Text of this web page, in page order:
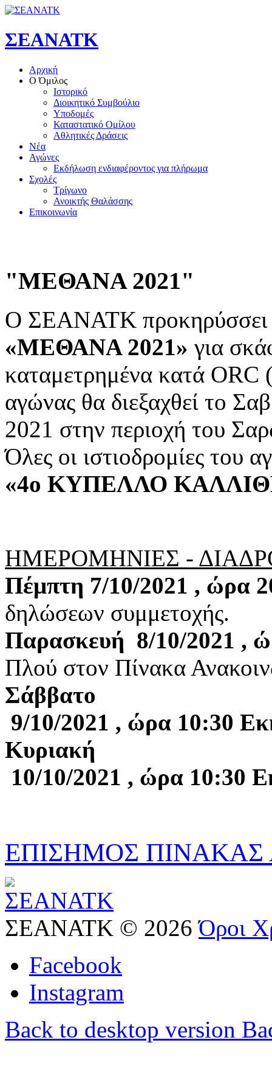
ΣΕΑΝΑΤΚ
Αρχική
Ο Όμιλος
Ιστορικό
Διοικητικό Συμβούλιο
Υποδομές
Καταστατικό Ομίλου
Αθλητικές Δράσεις
Νέα
Αγώνες
Εκδήλωση ενδιαφέροντος για πλήρωμα
Σχολές
Τρίγωνο
Ανοικτής Θαλάσσης
Επικοινωνία
"ΜΕΘΑΝΑ 2021"
O ΣΕΑΝΑΤΚ προκηρύσσει
«ΜΕΘΑΝΑ 2021» για
καταμετρημένα κατά
αγώνας θα διεξαχθεί το
2021 στην περιοχή του
Όλες οι ιστιοδρομίες του
«4ο ΚΥΠΕΛΛΟ
ΗΜΕΡΟΜΗΝΙΕΣ -
Πέμπτη 7/10/2021 , ώρα
δηλώσεων συμμετοχής.
Παρασκευή 8/10/2021 ,
Πλού στον Πίνακα
Σάββατο
9/10/2021 , ώρα 10:30
Κυριακή
10/10/2021 , ώρα 10:30
ΕΠΙΣΗΜΟΣ
ΣΕΑΝΑΤΚ © 2026 Όροι
Facebook
Instagram
Back to desktop version